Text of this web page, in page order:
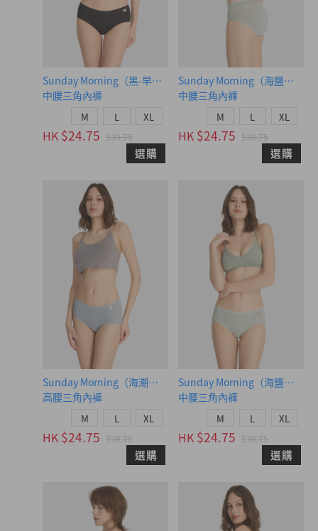
Sunday Morning（黑-早晨綠織標）
中腰三角內褲
M L XL
HK $24.75 $39.75
選購
Sunday Morning（海鹽綠-
中腰三角內褲
M L XL
HK $24.75 $39.75
選購
Sunday Morning（海潮藍-早晨黃織標）
高腰三角內褲
M L XL
HK $24.75 $39.75
選購
Sunday Morning（海鹽綠-早
中腰三角內褲
M L XL
HK $24.75 $39.75
選購